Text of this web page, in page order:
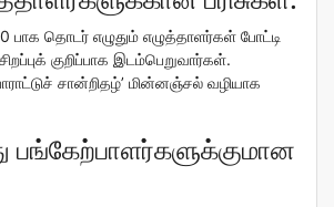
பாக தொடர் எழுதும் எழுத்தாளர்கள் போட்டி
சிறப்புக் குறிப்பாக இடம்பெறுவார்கள்.
சான்றிதழ்’ மின்னஞ்சல் வழியாக